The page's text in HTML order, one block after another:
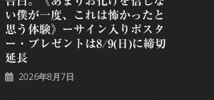
い僕が一度、これは怖かったと
思う体験》ーサイン入りポスタ
ー・プレゼントは8/9(日)に締切
延長
2026年8月7日